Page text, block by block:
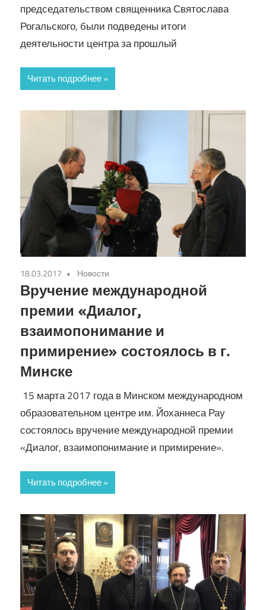
председательством священника Святослава
Рогальского, были подведены итоги
деятельности центра за прошлый
Читать подробнее
18.03.2017 Новости
Вручение международной
премии «Диалог,
взаимопонимание и
примирение» состоялось в г.
Минске
15 марта 2017 года в Минском международном
образовательном центре им. Йоханнеса Рау
состоялось вручение международной премии
«Диалог, взаимопонимание и примирение».
Читать подробнее